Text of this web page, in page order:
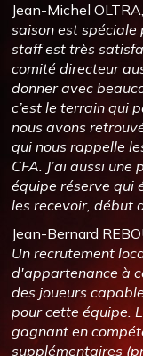
Jean-Michel
saison est spéciale
staff est très
comité directeur
donner avec
c’est le terrain qui
nous avons
qui nous rappelle
CFA. J’ai aussi
équipe réserve qui
les recevoir, début
Jean-Bernard
Un recrutement
d'appartenance à
des joueurs
pour cette équipe.
gagnant en
supplémentaires